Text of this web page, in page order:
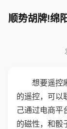
顺势胡牌!绵
想要遥控
的遥控，可以
己通过电商平
的磁性，和骰